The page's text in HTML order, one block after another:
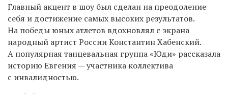
Главный акцент в шоу был сделан на преодоление
себя и достижение самых высоких результатов.
На победы юных атлетов вдохновлял с экрана
народный артист России Константин Хабенский.
А популярная танцевальная группа «Юди» рассказала
историю Евгения — участника коллектива
с инвалидностью.